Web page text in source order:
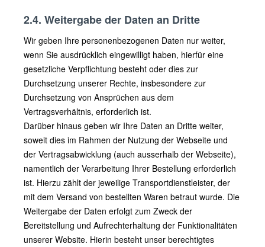
2.4. Weitergabe der Daten an Dritte
Wir geben Ihre personenbezogenen Daten nur weiter,
wenn Sie ausdrücklich eingewilligt haben, hierfür eine
gesetzliche Verpflichtung besteht oder dies zur
Durchsetzung unserer Rechte, insbesondere zur
Durchsetzung von Ansprüchen aus dem
Vertragsverhältnis, erforderlich ist.
Darüber hinaus geben wir Ihre Daten an Dritte weiter,
soweit dies im Rahmen der Nutzung der Webseite und
der Vertragsabwicklung (auch ausserhalb der Webseite),
namentlich der Verarbeitung Ihrer Bestellung erforderlich
ist. Hierzu zählt der jeweilige Transportdienstleister, der
mit dem Versand von bestellten Waren betraut wurde. Die
Weitergabe der Daten erfolgt zum Zweck der
Bereitstellung und Aufrechterhaltung der Funktionalitäten
unserer Website. Hierin besteht unser berechtigtes